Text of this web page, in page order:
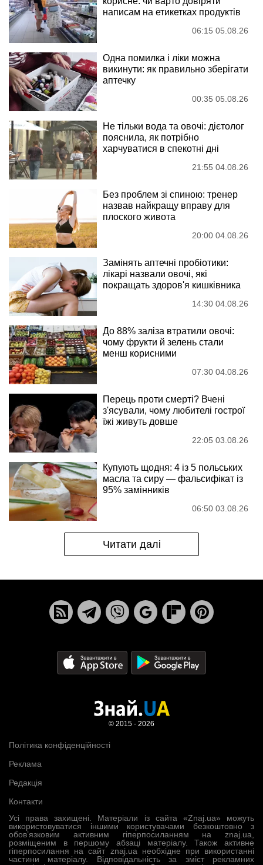
написам на етикетках продуктів
06:15 05.08.26
Одна помилка і ліки можна
викинути: як правильно зберігати
аптечку
00:35 05.08.26
Не тільки вода та овочі: дієтолог
пояснила, як потрібно
харчуватися в спекотні дні
21:55 04.08.26
Без проблем зі спиною: тренер
назвав найкращу вправу для
плоского живота
20:00 04.08.26
Замінять аптечні пробіотики:
лікарі назвали овочі, які
покращать здоров'я кишківника
14:30 04.08.26
До 88% заліза втратили овочі:
чому фрукти й зелень стали
менш корисними
07:30 04.08.26
Перець проти смерті? Вчені
з'ясували, чому любителі гострої
їжі живуть довше
22:05 03.08.26
Купують щодня: 4 із 5 польських
масла та сиру — фальсифікат із
95% замінників
06:50 03.08.26
Читати далі
Усі права захищені. Матеріали із сайта «Znaj.ua» можуть
використовуватися іншими користувачами безкоштовно з
обов’язковим активним гіперпосиланням на znaj.ua,
розміщеним в першому абзаці матеріалу. Також активне
гіперпосилання на сайт znaj.ua необхідне при використанні
частини матеріалу. Відповідальність за зміст рекламних
Політика конфіденційності
Реклама
Редакція
Контакти
© 2015 - 2026